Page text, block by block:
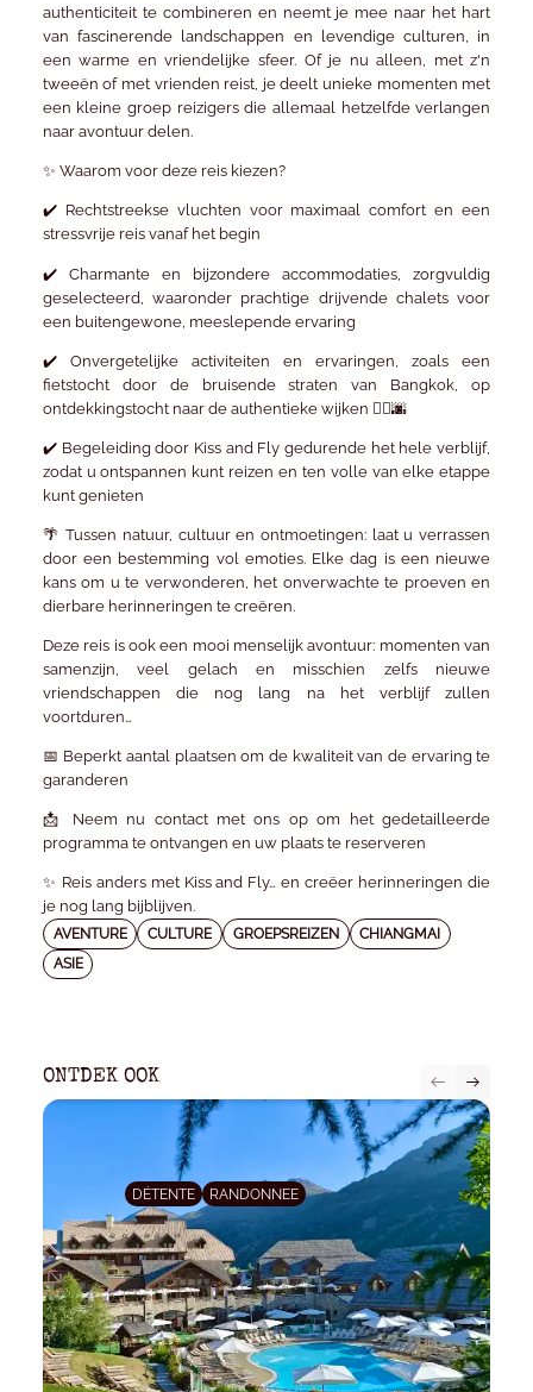
authenticiteit te combineren en neemt je mee naar het hart
van fascinerende landschappen en levendige culturen, in
een warme en vriendelijke sfeer. Of je nu alleen, met z'n
tweeën of met vrienden reist, je deelt unieke momenten met
een kleine groep reizigers die allemaal hetzelfde verlangen
naar avontuur delen.
✨ Waarom voor deze reis kiezen?
✔️ Rechtstreekse vluchten voor maximaal comfort en een
stressvrije reis vanaf het begin
✔️ Charmante en bijzondere accommodaties , zorgvuldig
geselecteerd, waaronder prachtige drijvende chaletsvoor
een buitengewone, meeslepende ervaring
✔️ Onvergetelijke activiteiten en ervaringen , zoals een
fietstocht door de bruisende straten van Bangkok , op
ontdekkingstocht naar de authentieke wijken 🚴‍♂️🌆
✔️ Begeleiding door Kiss and Fly gedurende het hele verblijf,
zodat u ontspannen kunt reizen en ten volle van elke etappe
kunt genieten
🌴 Tussen natuur, cultuur en ontmoetingen: laat u verrassen
door een bestemming vol emoties. Elke dag is een nieuwe
kans om u te verwonderen, het onverwachte te proeven en
dierbare herinneringen te creëren.
Deze reis is ook een mooi menselijk avontuur: momenten van
samenzijn, veel gelach en misschien zelfs nieuwe
vriendschappen die nog lang na het verblijf zullen
voortduren…
📅 Beperkt aantal plaatsen om de kwaliteit van de ervaring te
garanderen
📩 Neem nu contact met ons opom het gedetailleerde
programma te ontvangen en uw plaats te reserveren
✨ Reis anders met Kiss and Fly… en creëer herinneringen die
je nog lang bijblijven.
AVENTURE CULTURE GROEPSREIZEN
CHIANGMAI
ASIE
ONTDEK OOK
DÉTENTE RANDONNEE